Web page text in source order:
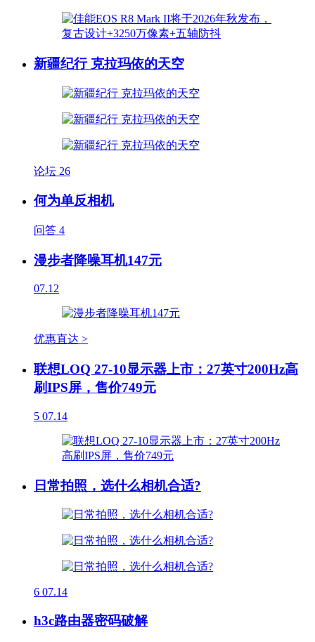
新疆纪行 克拉玛依的天空
论坛 26
何为单反相机
问答 4
漫步者降噪耳机147元
07.12
优惠直达 >
联想LOQ 27-10显示器上市：27英寸200Hz高
刷IPS屏，售价749元
5 07.14
日常拍照，选什么相机合适?
6 07.14
h3c路由器密码破解